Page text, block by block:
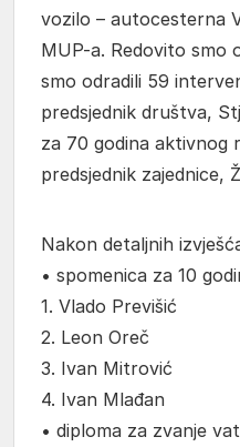
vozilo – autocesterna
MUP-a. Redovito smo
smo odradili 59
predsjednik društva,
za 70 godina aktivnog
predsjednik zajednice,
Nakon detaljnih
• spomenica za 10
1. Vlado Previšić
2. Leon Oreč
3. Ivan Mitrović
4. Ivan Mlađan
• diploma za zvanje